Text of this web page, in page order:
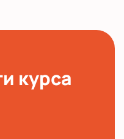
курса